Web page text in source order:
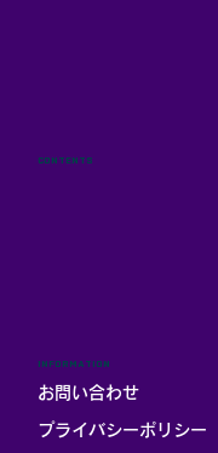
CONTENTS
INFORMATION
お問い合わせ
プライバシーポリシー